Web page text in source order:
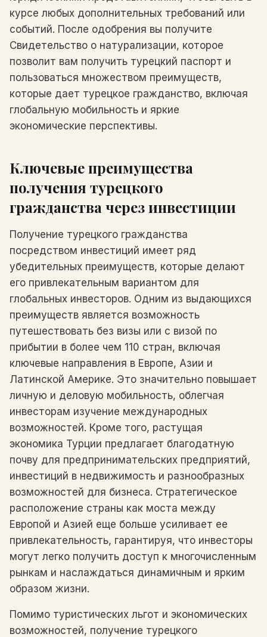
курсе любых дополнительных требований или
событий. После одобрения вы получите
Свидетельство о натурализации, которое
позволит вам получить турецкий паспорт и
пользоваться множеством преимуществ,
которые дает турецкое гражданство, включая
глобальную мобильность и яркие
экономические перспективы.
Ключевые преимущества
получения турецкого
гражданства через инвестиции
Получение турецкого гражданства
посредством инвестиций имеет ряд
убедительных преимуществ, которые делают
его привлекательным вариантом для
глобальных инвесторов. Одним из выдающихся
преимуществ является возможность
путешествовать без визы или с визой по
прибытии в более чем 110 стран, включая
ключевые направления в Европе, Азии и
Латинской Америке. Это значительно повышает
личную и деловую мобильность, облегчая
инвесторам изучение международных
возможностей. Кроме того, растущая
экономика Турции предлагает благодатную
почву для предпринимательских предприятий,
инвестиций в недвижимость и разнообразных
возможностей для бизнеса. Стратегическое
расположение страны как моста между
Европой и Азией еще больше усиливает ее
привлекательность, гарантируя, что инвесторы
могут легко получить доступ к многочисленным
рынкам и наслаждаться динамичным и ярким
образом жизни.
Помимо туристических льгот и экономических
возможностей, получение турецкого